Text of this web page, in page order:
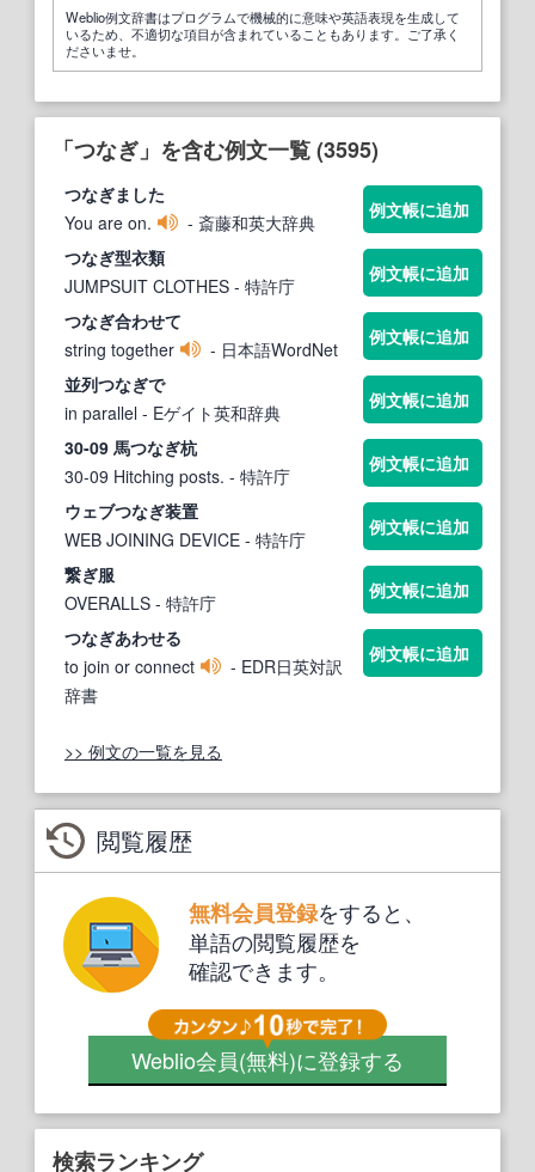
Weblio例文辞書はプログラムで機械的に意味や英語表現を生成して
いるため、不適切な項目が含まれていることもあります。ご了承く
ださいませ。
「つなぎ」を含む例文一覧 (3595)
つなぎました
You are on.
- 斎藤和英大辞典
例文帳に追加
つなぎ型衣類
JUMPSUIT CLOTHES - 特許庁
例文帳に追加
つなぎ合わせて
string together
- 日本語WordNet
例文帳に追加
並列つなぎで
in parallel - Eゲイト英和辞典
例文帳に追加
30-09 馬つなぎ杭
30-09 Hitching posts. - 特許庁
例文帳に追加
ウェブつなぎ装置
WEB JOINING DEVICE - 特許庁
例文帳に追加
繋ぎ服
OVERALLS - 特許庁
例文帳に追加
つなぎあわせる
to join or connect
- EDR日英対訳
辞書
例文帳に追加
>> 例文の一覧を見る
閲覧履歴
無料会員登録をすると、
単語の閲覧履歴を
確認できます。
Weblio会員(無料)に登録する
検索ランキング